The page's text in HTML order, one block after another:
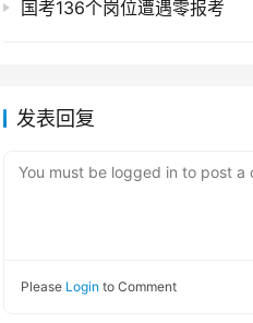
国考136个岗位遭遇零报考
发表回复
You must be logged in to post a
Please Login to Comment